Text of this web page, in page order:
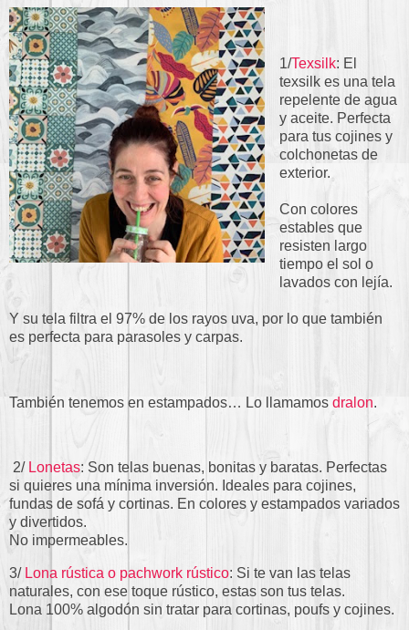
1/Texsilk: El
texsilk es una tela
repelente de agua
y aceite. Perfecta
para tus cojines y
colchonetas de
exterior.
Con colores
estables que
resisten largo
tiempo el sol o
lavados con lejía.
Y su tela filtra el 97% de los rayos uva, por lo que también
es perfecta para parasoles y carpas.
También tenemos en estampados… Lo llamamos dralon.
2/ Lonetas: Son telas buenas, bonitas y baratas. Perfectas
si quieres una mínima inversión. Ideales para cojines,
fundas de sofá y cortinas. En colores y estampados variados
y divertidos.
No impermeables.
3/ Lona rústica o pachwork rústico: Si te van las telas
naturales, con ese toque rústico, estas son tus telas.
Lona 100% algodón sin tratar para cortinas, poufs y cojines.